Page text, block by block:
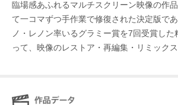
臨場感あふれるマルチスクリーン映像の作
て一コマずつ手作業で修復された決定版で
ノ・レノン率いるグラミー賞を7回受賞した
って、映像のレストア・再編集・リミックス